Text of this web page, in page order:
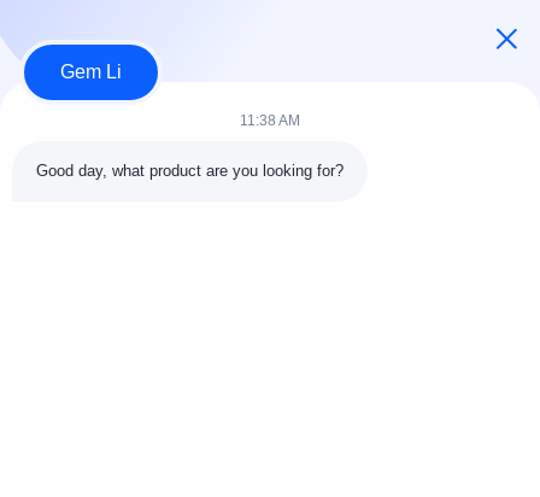
Wincoo Engineering Co., Ltd.
উইনকোও ইঞ্জিনিয়ারিং কোং লিমিটেড (উইনকোও) পাইপ তৈরি, ট্যাঙ্ক ও পাইপলাইন নির্মাণ,
উৎপাদন লাইন এবং পরিচ্ছন্ন শক্তি প্রকল্পের ক্লায়েন্টদের জন্য তৈরি...
Gem Li
11:38 AM
Good day, what product are you looking for?